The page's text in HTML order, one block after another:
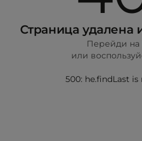
Страница
Перейди на
или
500: he.findLast